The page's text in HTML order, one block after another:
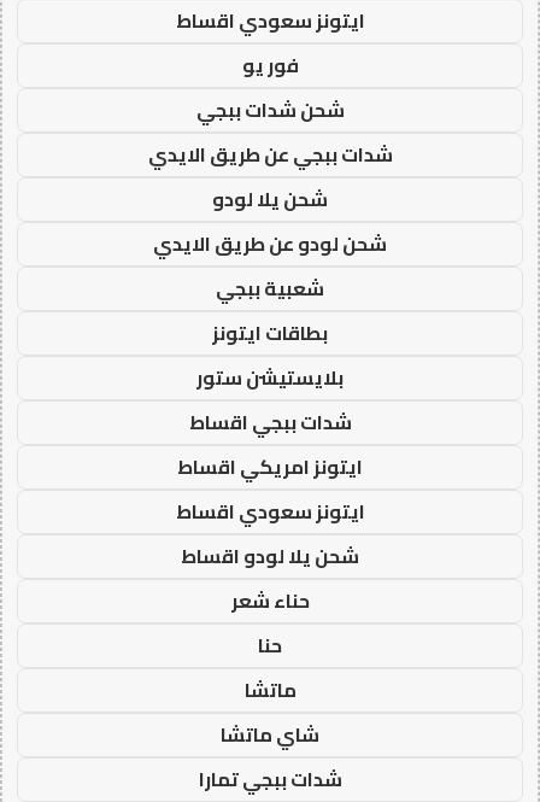
ايتونز سعودي اقساط
فور يو
شحن شدات ببجي
شدات ببجي عن طريق الايدي
شحن يلا لودو
شحن لودو عن طريق الايدي
شعبية ببجي
بطاقات ايتونز
بلايستيشن ستور
شدات ببجي اقساط
ايتونز امريكي اقساط
ايتونز سعودي اقساط
شحن يلا لودو اقساط
حناء شعر
حنا
ماتشا
شاي ماتشا
شدات ببجي تمارا